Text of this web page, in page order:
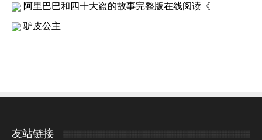
阿里巴巴和四十大盗的故事完整版在线阅读《
驴皮公主
友站链接